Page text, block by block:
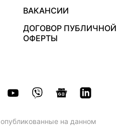
ВАКАНСИИ
ДОГОВОР ПУБЛИЧНОЙ
ОФЕРТЫ
на данном